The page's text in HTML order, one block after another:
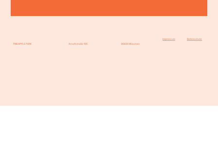
PINEAPPLE PARK Arnulfstraße 195 80634 München
Impressum Datenschutz